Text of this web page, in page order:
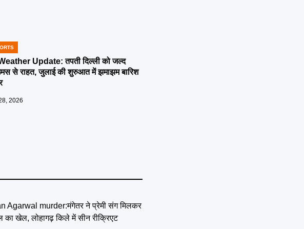
Update: तपती दिल्ली को जल्द
से राहत, जुलाई की शुरुआत में झमाझम बारिश
2026